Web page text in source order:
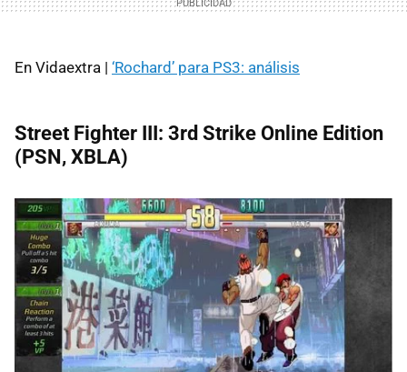
En Vidaextra | ‘Rochard’ para PS3: análisis
Street Fighter III: 3rd Strike Online Edition
(PSN, XBLA)